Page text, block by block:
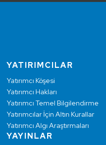
YATIRIMCILAR
Yatırımcı Köşesi
Yatırımcı Hakları
Yatırımcı Temel Bilgilendirme
Yatırımcılar İçin Altın Kurallar
Yatırımcı Algı Araştırmaları
YAYINLAR